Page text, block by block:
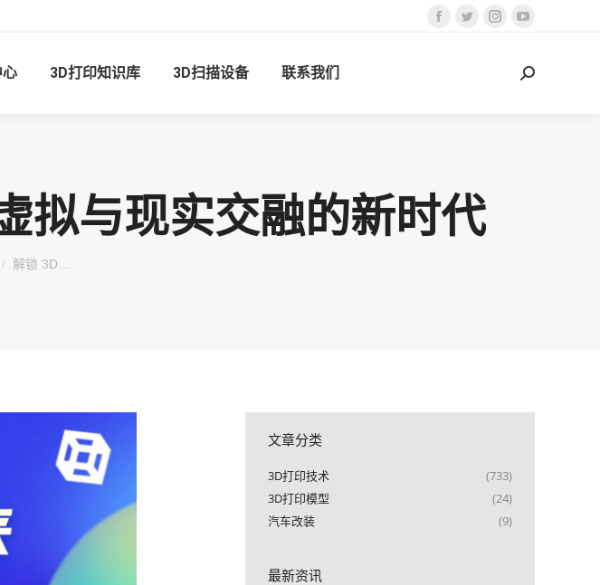
Facebook
开
Twitter
打
开
Instagram
在
3D打印知识库 3D扫描设备 联系我们
搜
拟与现实交融的新时代
解锁 3D…
文章分类
3D打印技术
(733)
3D打印模型
(24)
汽车改装
(9)
最新资讯